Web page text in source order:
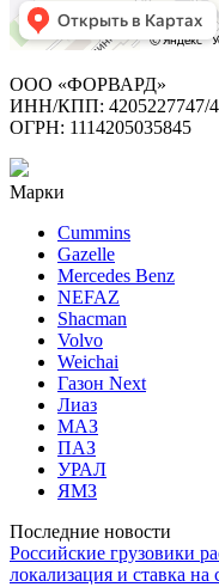
ООО «ФОРВАРД»
ИНН/КПП: 4205227747/
ОГРН: 1114205035845
Марки
Cummins
Gazelle
Mercedes Benz
NEFAZ
Shacman
Volvo
Weichai
Газон Next
Лиаз
МАЗ
ПАЗ
УРАЛ
ЯМЗ
Последние новости
Российские грузовики
локализация и ставка на